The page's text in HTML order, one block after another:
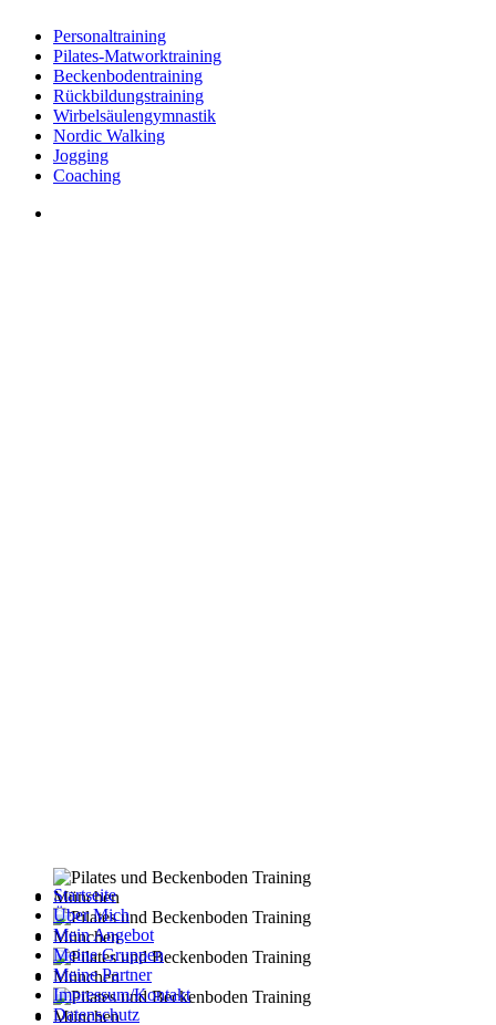
Personaltraining
Pilates-Matworktraining
Beckenbodentraining
Rückbildungstraining
Wirbelsäulengymnastik
Nordic Walking
Jogging
Coaching
Startseite
Über Mich
Mein Angebot
Meine Gruppen
Meine Partner
Impressum/Kontakt
Datenschutz